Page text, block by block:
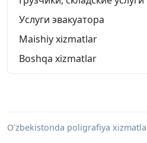
Услуги эвакуатора
Maishiy xizmatlar
Boshqa xizmatlar
O'zbekistonda poligrafiya